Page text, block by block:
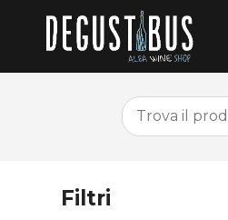
Filtri